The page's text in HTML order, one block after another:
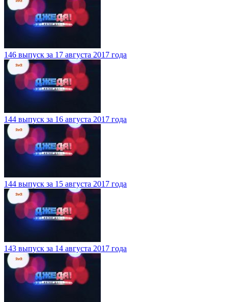
146 выпуск за 17 августа 2017 года
144 выпуск за 16 августа 2017 года
144 выпуск за 15 августа 2017 года
143 выпуск за 14 августа 2017 года